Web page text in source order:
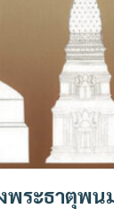
พระธาตุพน